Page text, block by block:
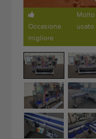
Consegne in
Dal 1977
Occasione
migliore
Molto
usato